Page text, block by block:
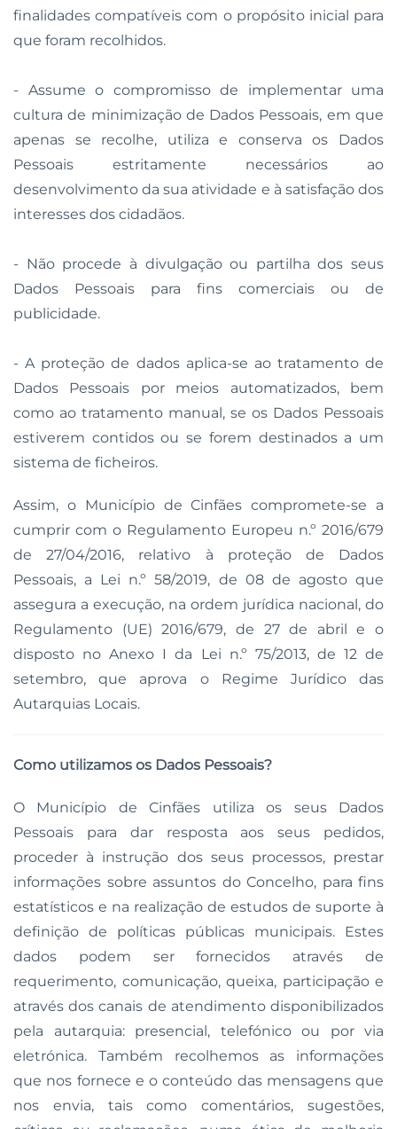
finalidades compatíveis com o propósito inicial para
que foram recolhidos.
- Assume o compromisso de implementar uma
cultura de minimização de Dados Pessoais, em que
apenas se recolhe, utiliza e conserva os Dados
Pessoais estritamente necessários ao
desenvolvimento da sua atividade e à satisfação dos
interesses dos cidadãos.
- Não procede à divulgação ou partilha dos seus
Dados Pessoais para fins comerciais ou de
publicidade.
- A proteção de dados aplica-se ao tratamento de
Dados Pessoais por meios automatizados, bem
como ao tratamento manual, se os Dados Pessoais
estiverem contidos ou se forem destinados a um
sistema de ficheiros.
Assim, o Município de Cinfães compromete-se a
cumprir com o Regulamento Europeu n.º 2016/679
de 27/04/2016, relativo à proteção de Dados
Pessoais, a Lei n.º 58/2019, de 08 de agosto que
assegura a execução, na ordem jurídica nacional, do
Regulamento (UE) 2016/679, de 27 de abril e o
disposto no Anexo I da Lei n.º 75/2013, de 12 de
setembro, que aprova o Regime Jurídico das
Autarquias Locais.
Como utilizamos os Dados Pessoais?
O Município de Cinfães utiliza os seus Dados
Pessoais para dar resposta aos seus pedidos,
proceder à instrução dos seus processos, prestar
informações sobre assuntos do Concelho, para fins
estatísticos e na realização de estudos de suporte à
definição de políticas públicas municipais. Estes
dados podem ser fornecidos através de
requerimento, comunicação, queixa, participação e
através dos canais de atendimento disponibilizados
pela autarquia: presencial, telefónico ou por via
eletrónica. Também recolhemos as informações
que nos fornece e o conteúdo das mensagens que
nos envia, tais como comentários, sugestões,